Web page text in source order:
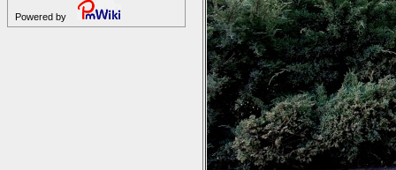
Powered by